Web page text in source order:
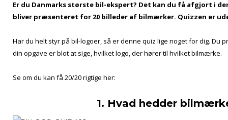
Er du Danmarks største bil-ekspert? Det kan du få afgjort i
bliver præsenteret for 20 billeder af bilmærker. Quizzen er
Har du helt styr på bil-logoer, så er denne quiz lige noget for dig.
din opgave er blot at sige, hvilket logo, der hører til hvilket bilmærke.
Se om du kan få 20/20 rigtige her:
1. Hvad hedder